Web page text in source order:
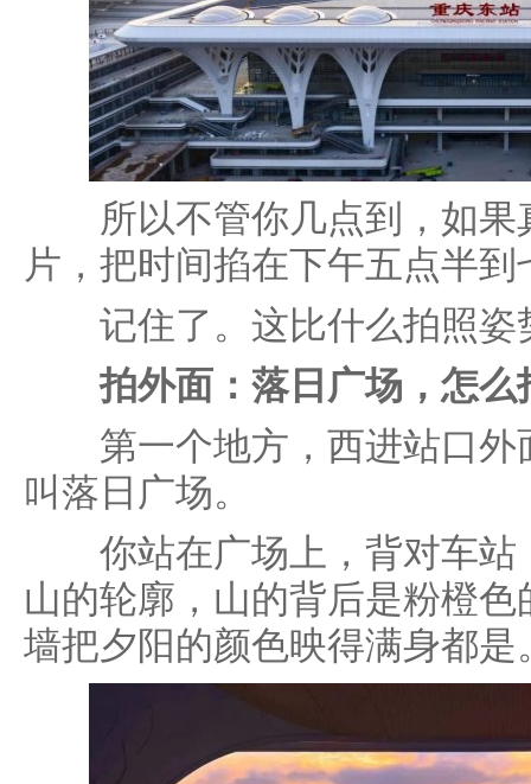
所以不管你几点到，如果
片，把时间掐在下午五点半到
记住了。这比什么拍照姿
拍外面：落日广场，怎么
第一个地方，西进站口外
叫落日广场。
你站在广场上，背对车站
山的轮廓，山的背后是粉橙
墙把夕阳的颜色映得满身都是